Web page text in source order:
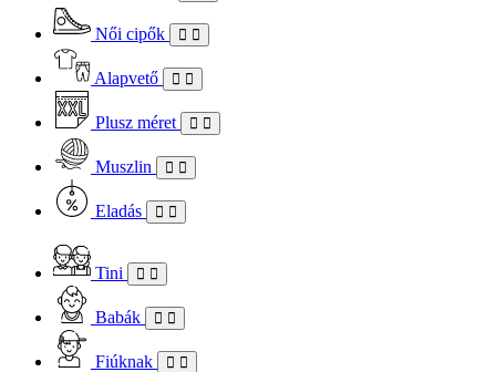
Női cipők
Alapvető
Plusz méret
Muszlin
Eladás
Tini
Babák
Fiúknak